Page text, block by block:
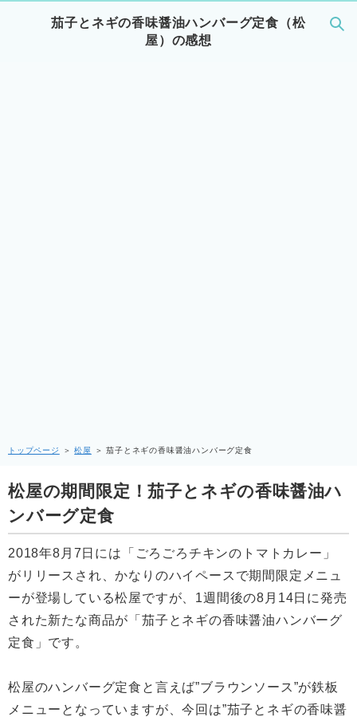
茄子とネギの香味醤油ハンバーグ定食（松
屋）の感想
トップページ ＞松屋 ＞茄子とネギの香味醤油ハンバーグ定食
松屋の期間限定！茄子とネギの香味醤油ハ
ンバーグ定食
2018年8月7日には「ごろごろチキンのトマトカレー」
がリリースされ、かなりのハイペースで期間限定メニュ
ーが登場している松屋ですが、1週間後の8月14日に発売
された新たな商品が「茄子とネギの香味醤油ハンバーグ
定食」です。
松屋のハンバーグ定食と言えば”ブラウンソース”が鉄板
メニューとなっていますが、今回は”茄子とネギの香味醤